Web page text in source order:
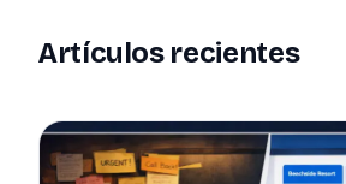
Artículos recientes